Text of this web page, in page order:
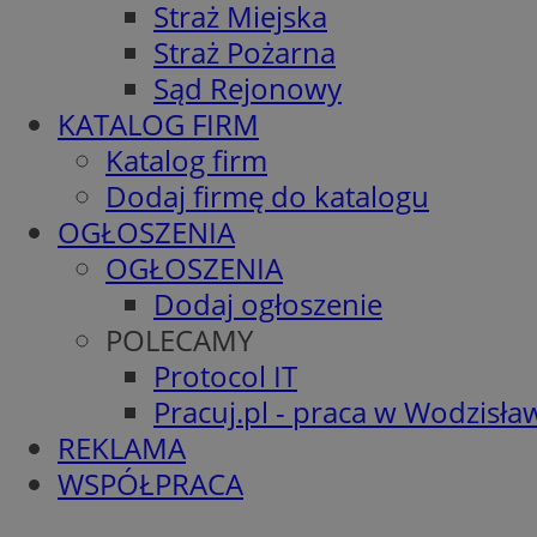
Straż Miejska
Straż Pożarna
Sąd Rejonowy
KATALOG FIRM
Katalog firm
Dodaj firmę do katalogu
OGŁOSZENIA
OGŁOSZENIA
Dodaj ogłoszenie
POLECAMY
Protocol IT
Pracuj.pl - praca w
REKLAMA
WSPÓŁPRACA